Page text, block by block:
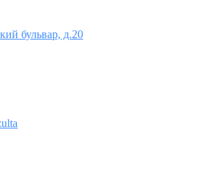
бульвар, д.20